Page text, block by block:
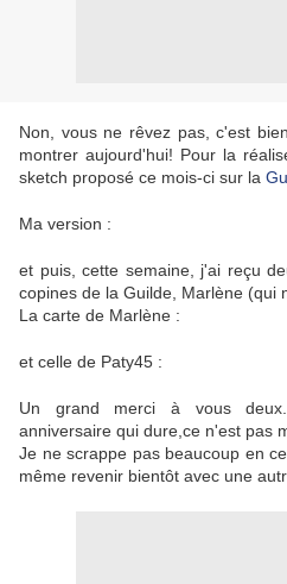
Non, vous ne rêvez pas, c'est
montrer aujourd'hui! Pour la
sketch proposé ce mois-ci sur la
Ma version :
et puis, cette semaine, j'ai reçu
copines de la Guilde, Marlène (qui
La carte de Marlène :
et celle de Paty45 :
Un grand merci à vous
anniversaire qui dure,ce n'est pas
Je ne scrappe pas beaucoup en
même revenir bientôt avec une